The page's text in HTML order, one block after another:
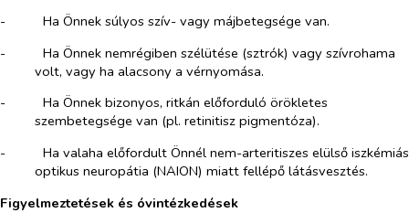
-​
Ha Önnek súlyos szív- vagy májbetegsége van.
-​
Ha Önnek nemrégiben szélütése (sztrók) vagy szívrohama
volt, vagy ha alacsony a vérnyomása.
-​
Ha Önnek bizonyos, ritkán előforduló örökletes
szembetegsége van (pl. retinitisz pigmentóza).
-​
Ha valaha előfordult Önnél nem-arteritiszes elülső iszkémiás
optikus neuropátia (NAION) miatt fellépő látásvesztés.
Figyelmeztetések és óvintézkedések